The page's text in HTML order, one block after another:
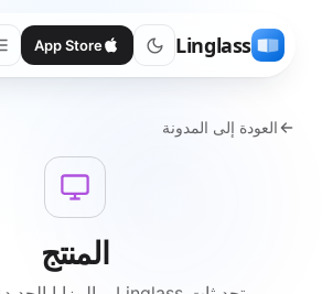
Linglass
App Store
العودة إلى المدونة
المنتج